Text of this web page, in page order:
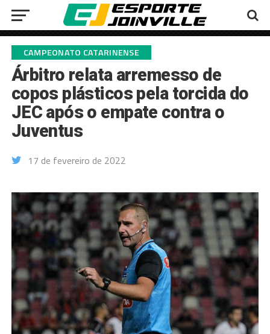
CAMPEONATO CATARINENSE
Árbitro relata arremesso de
copos plásticos pela torcida do
JEC após o empate contra o
Juventus
17 de fevereiro de 2022